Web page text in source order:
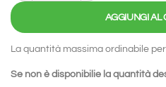
AGGIUNGI AL
La quantità massima ordinabile
Se non è disponibilie la quantità